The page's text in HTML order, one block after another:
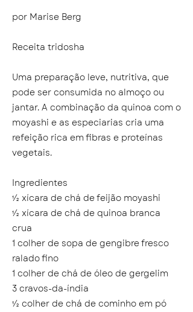
por Marise Berg
Receita tridosha
Uma preparação leve, nutritiva, que
pode ser consumida no almoço ou
jantar. A combinação da quinoa com o
moyashi e as especiarias cria uma
refeição rica em fibras e proteínas
vegetais.
Ingredientes
½ xícara de chá de feijão moyashi
½ xícara de chá de quinoa branca
crua
1 colher de sopa de gengibre fresco
ralado fino
1 colher de chá de óleo de gergelim
3 cravos-da-índia
½ colher de chá de cominho em pó